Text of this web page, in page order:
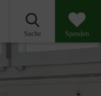
Suche Spenden